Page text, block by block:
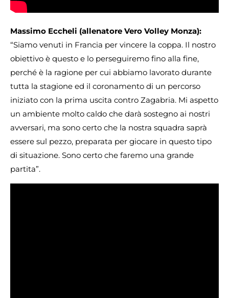
Massimo Eccheli (allenatore Vero Volley Monza):
“Siamo venuti in Francia per vincere la coppa. Il nostro
obiettivo è questo e lo perseguiremo fino alla fine,
perché è la ragione per cui abbiamo lavorato durante
tutta la stagione ed il coronamento di un percorso
iniziato con la prima uscita contro Zagabria. Mi aspetto
un ambiente molto caldo che darà sostegno ai nostri
avversari, ma sono certo che la nostra squadra saprà
essere sul pezzo, preparata per giocare in questo tipo
di situazione. Sono certo che faremo una grande
partita”.